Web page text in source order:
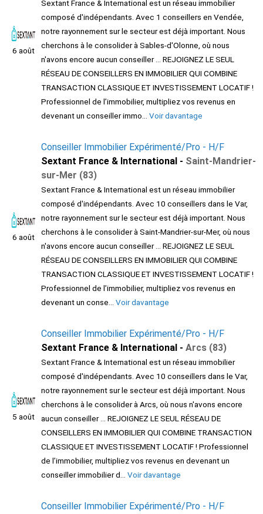
6 août
Sextant France & International est un réseau immobilier
composé d'indépendants. Avec 1 conseillers en Vendée,
notre rayonnement sur le secteur est déjà important. Nous
cherchons à le consolider à Sables-d'Olonne, où nous
n'avons encore aucun conseiller ... REJOIGNEZ LE SEUL
RÉSEAU DE CONSEILLERS EN IMMOBILIER QUI COMBINE
TRANSACTION CLASSIQUE ET INVESTISSEMENT LOCATIF !
Professionnel de l’immobilier, multipliez vos revenus en
devenant un conseiller immo... Voir davantage
6 août
Conseiller Immobilier Expérimenté/Pro - H/F
Sextant France & International - Saint-Mandrier-
sur-Mer (83)
Sextant France & International est un réseau immobilier
composé d'indépendants. Avec 10 conseillers dans le Var,
notre rayonnement sur le secteur est déjà important. Nous
cherchons à le consolider à Saint-Mandrier-sur-Mer, où nous
n'avons encore aucun conseiller ... REJOIGNEZ LE SEUL
RÉSEAU DE CONSEILLERS EN IMMOBILIER QUI COMBINE
TRANSACTION CLASSIQUE ET INVESTISSEMENT LOCATIF !
Professionnel de l’immobilier, multipliez vos revenus en
devenant un conse... Voir davantage
5 août
Conseiller Immobilier Expérimenté/Pro - H/F
Sextant France & International - Arcs (83)
Sextant France & International est un réseau immobilier
composé d'indépendants. Avec 10 conseillers dans le Var,
notre rayonnement sur le secteur est déjà important. Nous
cherchons à le consolider à Arcs, où nous n'avons encore
aucun conseiller ... REJOIGNEZ LE SEUL RÉSEAU DE
CONSEILLERS EN IMMOBILIER QUI COMBINE TRANSACTION
CLASSIQUE ET INVESTISSEMENT LOCATIF ! Professionnel
de l’immobilier, multipliez vos revenus en devenant un
conseiller immobilier d... Voir davantage
Conseiller Immobilier Expérimenté/Pro - H/F